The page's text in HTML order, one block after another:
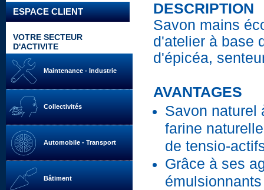
ESPACE CLIENT
VOTRE SECTEUR
D'ACTIVITE
Maintenance - Industrie
Collectivités
Automobile - Transport
Bâtiment
DESCRIPTION
Savon mains
d'atelier à base
d'épicéa,
AVANTAGES
Savon naturel
farine
de tensio-
Grâce à ses